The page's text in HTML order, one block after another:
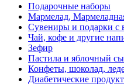
Подарочные наборы
Мармелад,
Сувениры и подарки с
Чай, кофе и другие
Зефир
Пастила и яблочный
Конфеты, шоколад,
Диабетические